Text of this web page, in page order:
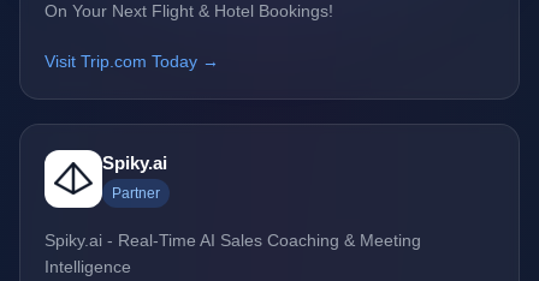
On Your Next Flight & Hotel Bookings!
Visit Trip.com Today →
Spiky.ai
Partner
Spiky.ai - Real-Time AI Sales Coaching & Meeting
Intelligence